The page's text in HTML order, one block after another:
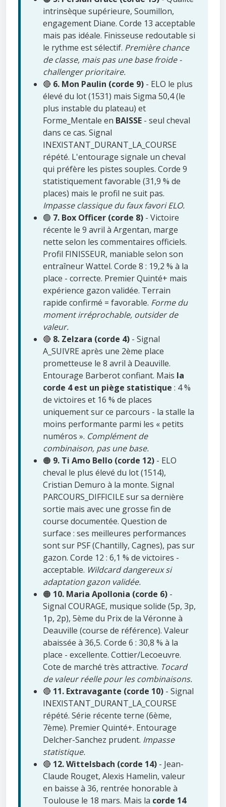
intrinsèque supérieure, Soumillon,
engagement Diane. Corde 13 acceptable
mais pas idéale. Finisseuse redoutable si
le rythme est sélectif. Première chance
de classe, mais pas une base froide -
challenger prioritaire.
🔴 6. Mon Paulin (corde 9) - ELO le plus
élevé du lot (1531) mais Sigma 50,4 (le
plus instable du plateau) et
Forme_Mentale en BAISSE - seul cheval
dans ce cas. Signal
INEXISTANT_DURANT_LA_COURSE
répété. L'entourage signale un cheval
qui préfère les pistes souples. Corde 9
statistiquement favorable (31,9 % de
places) mais le profil ne suit pas.
Impasse classique du faux favori ELO.
🟢 7. Box Officer (corde 8) - Victoire
récente le 9 avril à Argentan, marge
nette selon les commentaires officiels.
Profil FINISSEUR, maniable selon son
entraîneur Wattel. Corde 8 : 19,2 % à la
place - correcte. Premier Quinté+ mais
expérience gazon validée. Terrain
rapide confirmé = favorable. Forme du
moment irréprochable, outsider de
valeur.
🔴 8. Zelzara (corde 4) - Signal
A_SUIVRE après une 2ème place
prometteuse le 8 avril à Deauville.
Entourage Barberot confiant. Mais la
corde 4 est un piège statistique : 4 %
de victoires et 16 % de places
uniquement sur ce parcours - la stalle la
moins performante parmi les « petits
numéros ». Complément de
combinaison, pas une base.
🟠 9. Ti Amo Bello (corde 12) - ELO
cheval le plus élevé du lot (1514),
Cristian Demuro à la monte. Signal
PARCOURS_DIFFICILE sur sa dernière
sortie mais avec une grosse fin de
course documentée. Question de
surface : ses meilleures performances
sont sur PSF (Chantilly, Cagnes), pas sur
gazon. Corde 12 : 6,1 % de victoires -
acceptable. Wildcard dangereux si
adaptation gazon validée.
🟠 10. Maria Apollonia (corde 6) -
Signal COURAGE, musique solide (5p, 3p,
1p, 2p), 5ème du Prix de la Véronne à
Deauville (course de référence). Valeur
abaissée à 36,5. Corde 6 : 30,8 % à la
place - excellente. Cottier/Lecoeuvre.
Cote de marché très attractive. Tocard
de valeur réelle pour les combinaisons.
🔴 11. Extravagante (corde 10) - Signal
INEXISTANT_DURANT_LA_COURSE
répété. Série récente terne (6ème,
7ème). Premier Quinté+. Entourage
Delcher-Sanchez prudent. Impasse
statistique.
🔴 12. Wittelsbach (corde 14) - Jean-
Claude Rouget, Alexis Hamelin, valeur
en baisse à 36, rentrée honorable à
Toulouse le 18 mars. Mais la corde 14